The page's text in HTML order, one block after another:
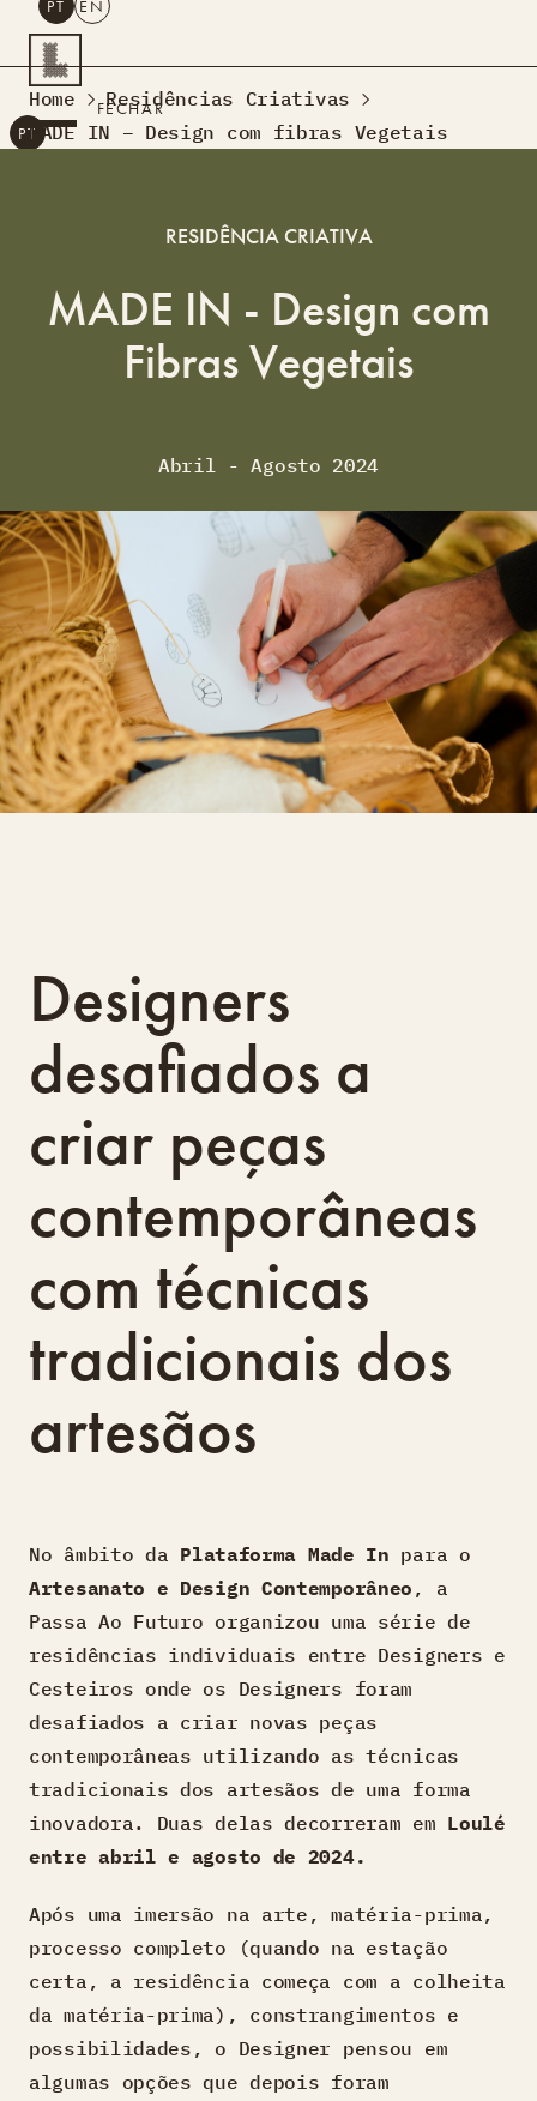
PESQUISAR
PT EN
Residências Criativas
A AcontecerMontra
PT EN
FECHAR
Home
Residências Criativas
MADE IN – Design com fibras Vegetais
RESIDÊNCIA CRIATIVA
MADE IN - Design com
Fibras Vegetais
Abril - Agosto 2024
Designers
desafiados a
criar peças
contemporâneas
com técnicas
tradicionais dos
artesãos
No âmbito da Plataforma Made In para o
Artesanato e Design Contemporâneo , a
Passa Ao Futuro organizou uma série de
residências individuais entre Designers e
Cesteiros onde os Designers foram
desafiados a criar novas peças
contemporâneas utilizando as técnicas
tradicionais dos artesãos de uma forma
inovadora. Duas delas decorreram em Loulé
entre abril e agosto de 2024.
Após uma imersão na arte, matéria-prima,
processo completo (quando na estação
certa, a residência começa com a colheita
da matéria-prima), constrangimentos e
possibilidades, o Designer pensou em
algumas opções que depois foram